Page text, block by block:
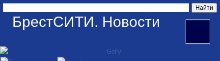
БрестСИТИ. Новости